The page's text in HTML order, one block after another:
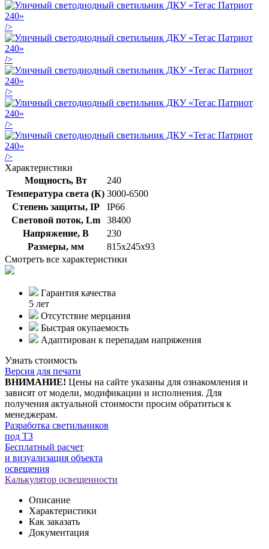
/>
/>
/>
/>
/>
Характеристики
Мощность, Вт
240
Температура света (К) 3000-6500
Степень защиты, IP
IP66
Световой поток, Lm
38400
Напряжение, В
230
Размеры, мм
815х245х93
Смотреть все характеристики
Гарантия качества
5 лет
Отсутствие мерцания
Быстрая окупаемость
Адаптирован к перепадам напряжения
Узнать стоимость
Версия для печати
ВНИМАНИЕ! Цены на сайте указаны для ознакомления и
зависят от модели, модификации и исполнения. Для
получения актуальной стоимости просим обратиться к
менеджерам.
Разработка светильников
под ТЗ
Бесплатный расчет
и визуализация объекта
освещения
Калькулятор освещенности
Описание
Характеристики
Как заказать
Документация